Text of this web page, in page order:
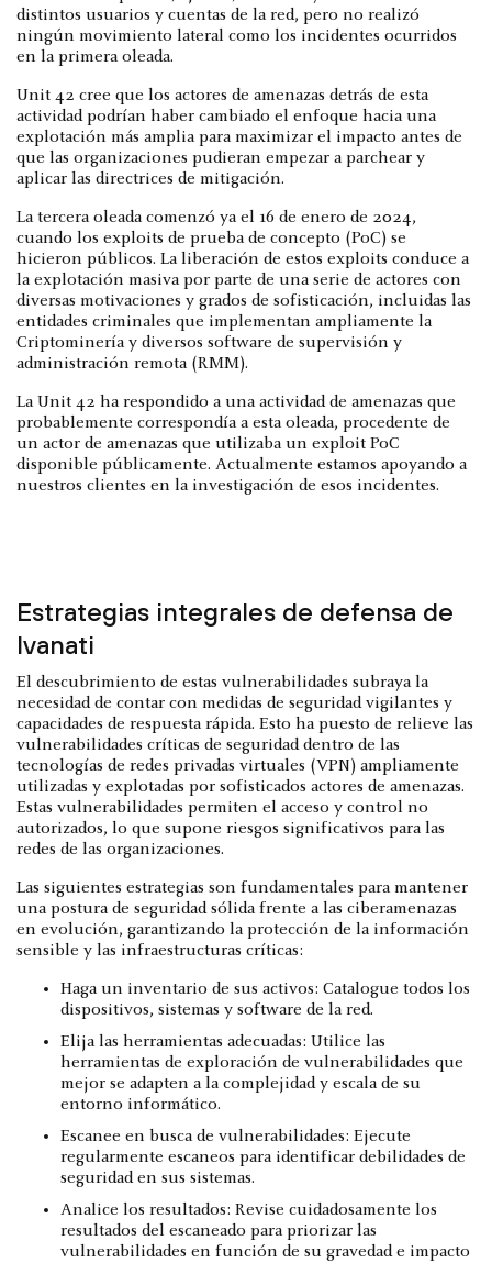
distintos usuarios y cuentas de la red, pero no realizó
ningún movimiento lateral como los incidentes ocurridos
en la primera oleada.
Unit 42 cree que los actores de amenazas detrás de esta
actividad podrían haber cambiado el enfoque hacia una
explotación más amplia para maximizar el impacto antes de
que las organizaciones pudieran empezar a parchear y
aplicar las directrices de mitigación.
La tercera oleada comenzó ya el 16 de enero de 2024,
cuando los exploits de prueba de concepto (PoC) se
hicieron públicos. La liberación de estos exploits conduce a
la explotación masiva por parte de una serie de actores con
diversas motivaciones y grados de sofisticación, incluidas las
entidades criminales que implementan ampliamente la
Criptominería y diversos software de supervisión y
administración remota (RMM).
La Unit 42 ha respondido a una actividad de amenazas que
probablemente correspondía a esta oleada, procedente de
un actor de amenazas que utilizaba un exploit PoC
disponible públicamente. Actualmente estamos apoyando a
nuestros clientes en la investigación de esos incidentes.
Estrategias integrales de defensa de
Ivanati
El descubrimiento de estas vulnerabilidades subraya la
necesidad de contar con medidas de seguridad vigilantes y
capacidades de respuesta rápida. Esto ha puesto de relieve las
vulnerabilidades críticas de seguridad dentro de las
tecnologías de redes privadas virtuales (VPN) ampliamente
utilizadas y explotadas por sofisticados actores de amenazas.
Estas vulnerabilidades permiten el acceso y control no
autorizados, lo que supone riesgos significativos para las
redes de las organizaciones.
Las siguientes estrategias son fundamentales para mantener
una postura de seguridad sólida frente a las ciberamenazas
en evolución, garantizando la protección de la información
sensible y las infraestructuras críticas:
Haga un inventario de sus activos: Catalogue todos los
dispositivos, sistemas y software de la red.
Elija las herramientas adecuadas: Utilice las
herramientas de exploración de vulnerabilidades que
mejor se adapten a la complejidad y escala de su
entorno informático.
Escanee en busca de vulnerabilidades: Ejecute
regularmente escaneos para identificar debilidades de
seguridad en sus sistemas.
Analice los resultados: Revise cuidadosamente los
resultados del escaneado para priorizar las
vulnerabilidades en función de su gravedad e impacto